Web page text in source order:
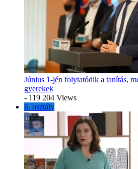
Június 1-jén folytatódik a tanítás,
gyerekek
- 119 204 Views
6. osztály